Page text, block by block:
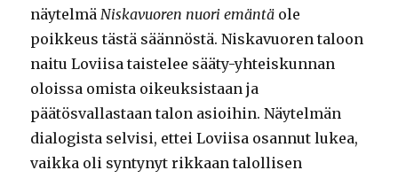
näytelmäNiskavuoren nuori emäntä ole
poikkeus tästä säännöstä. Niskavuoren taloon
naitu Loviisa taistelee sääty-yhteiskunnan
oloissa omista oikeuksistaan ja
päätösvallastaan talon asioihin. Näytelmän
dialogista selvisi, ettei Loviisa osannut lukea,
vaikka oli syntynyt rikkaan talollisen